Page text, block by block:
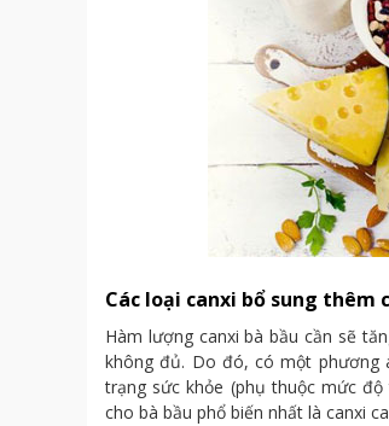
Các loại canxi bổ sung thêm
Hàm lượng canxi bà bầu cần sẽ
không đủ. Do đó, có một phương
trạng sức khỏe (phụ thuộc mức
cho bà bầu phổ biến nhất là canxi